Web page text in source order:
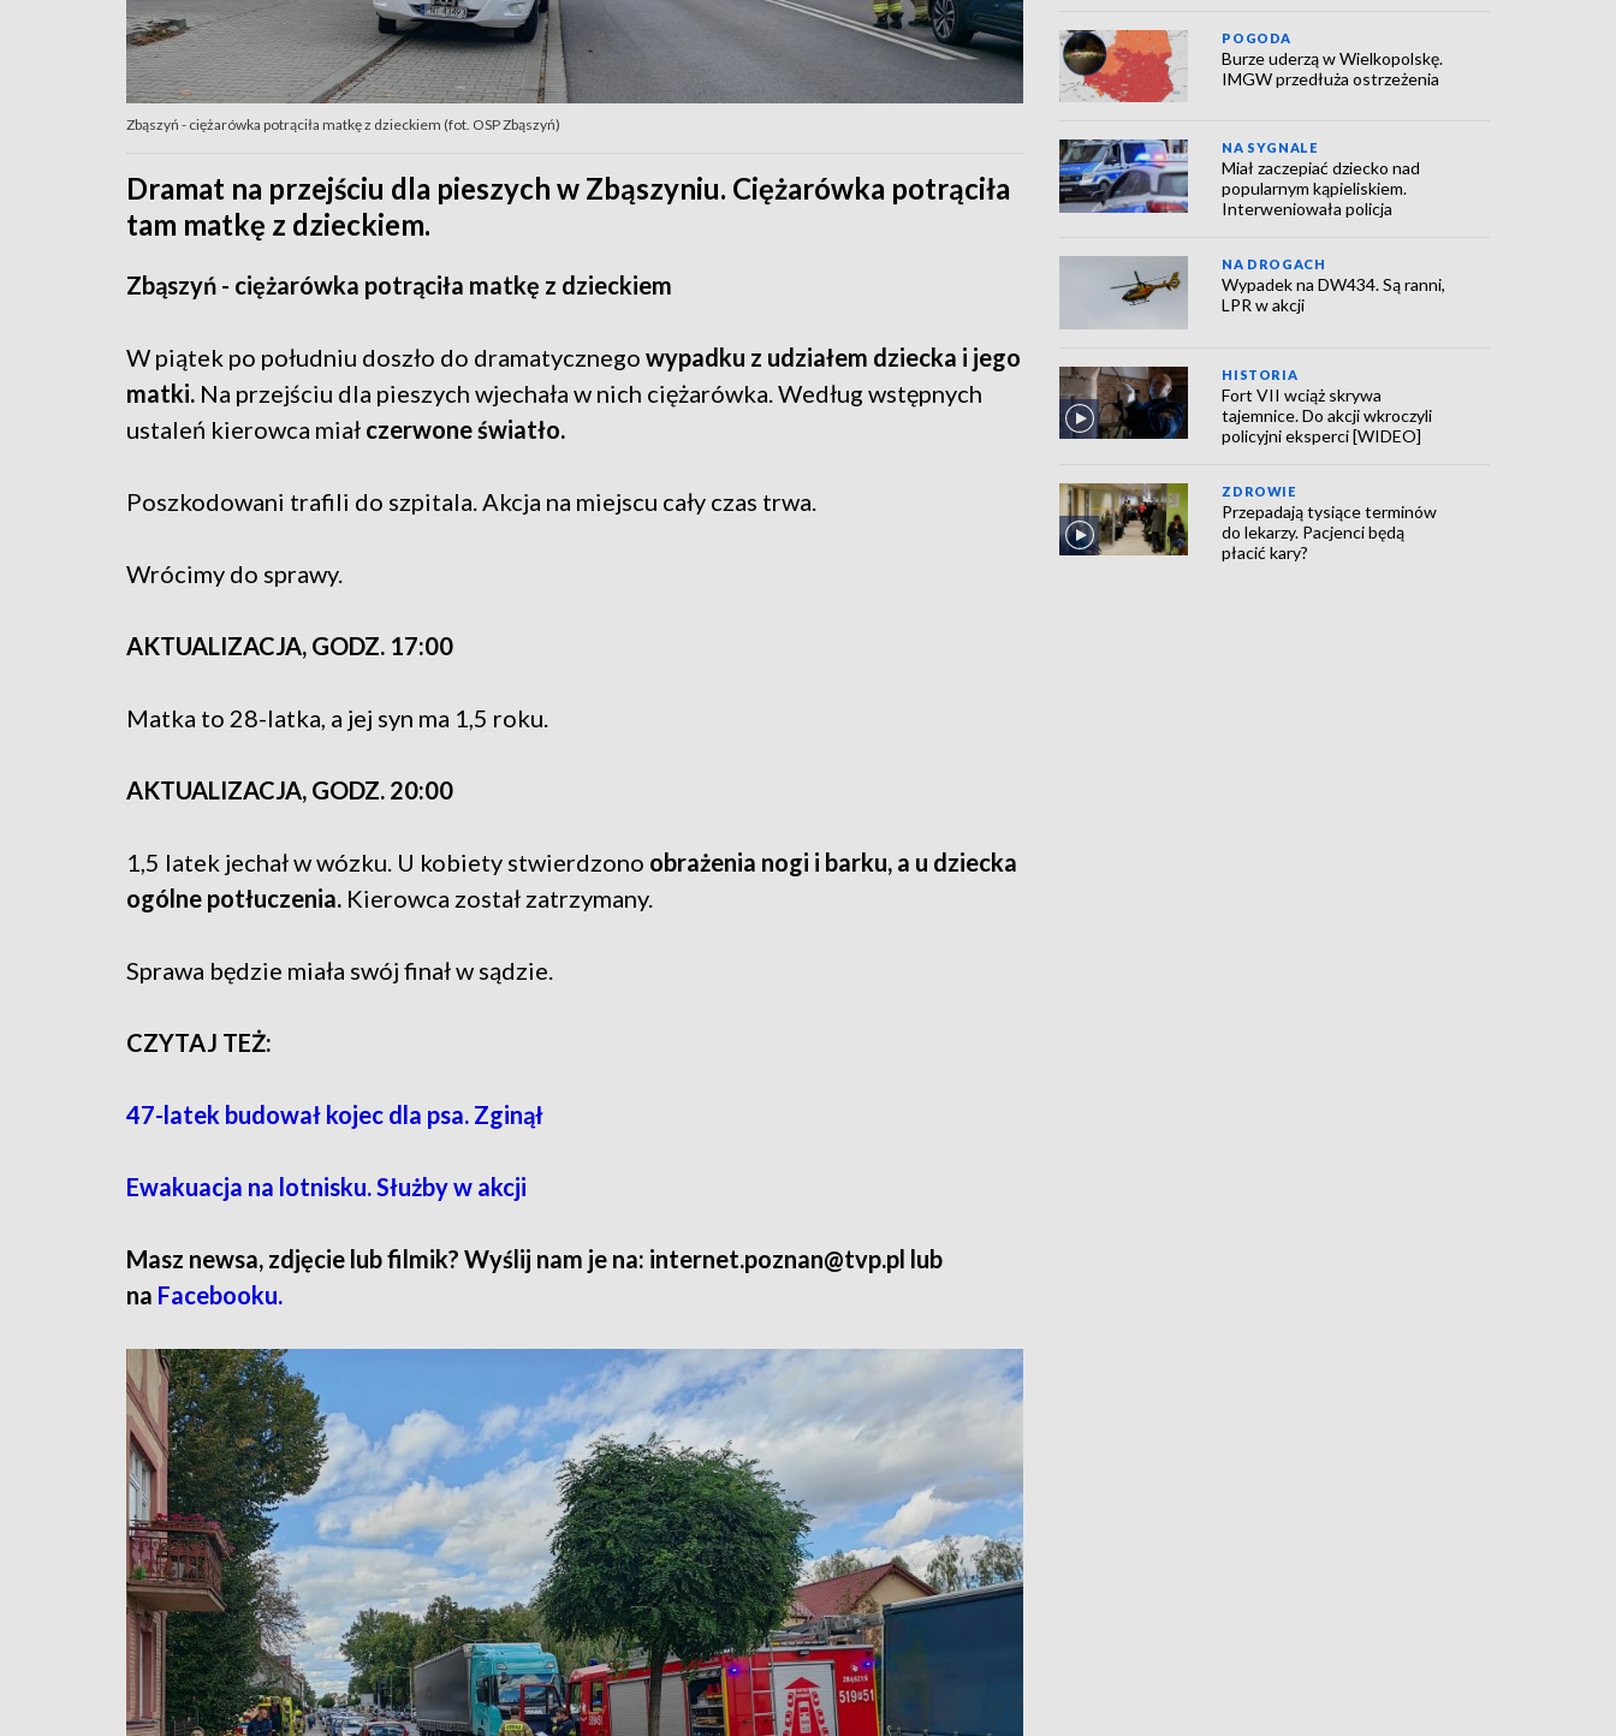
Zbąszyń - ciężarówka potrąciła matkę z dzieckiem (fot. OSP Zbąszyń)
Dramat na przejściu dla pieszych w Zbąszyniu. Ciężarówka potrąciła
tam matkę z dzieckiem.
Zbąszyń - ciężarówka potrąciła matkę z dzieckiem
W piątek po południu doszło do dramatycznego wypadku z udziałem dziecka i jego
matki. Na przejściu dla pieszych wjechała w nich ciężarówka. Według wstępnych
ustaleń kierowca miał czerwone światło.
Poszkodowani trafili do szpitala. Akcja na miejscu cały czas trwa.
Wrócimy do sprawy.
AKTUALIZACJA, GODZ. 17:00
Matka to 28-latka, a jej syn ma 1,5 roku.
AKTUALIZACJA, GODZ. 20:00
1,5 latek jechał w wózku. U kobiety stwierdzono obrażenia nogi i barku, a u dziecka
ogólne potłuczenia. Kierowca został zatrzymany.
Sprawa będzie miała swój finał w sądzie.
CZYTAJ TEŻ:
47-latek budował kojec dla psa. Zginął
Ewakuacja na lotnisku. Służby w akcji
Masz newsa, zdjęcie lub filmik? Wyślij nam je na: internet.poznan@tvp.pl lub
na Facebooku.
POGODA
Burze uderzą w Wielkopolskę.
IMGW przedłuża ostrzeżenia
NA SYGNALE
Miał zaczepiać dziecko nad
popularnym kąpieliskiem.
Interweniowała policja
NA DROGACH
Wypadek na DW434. Są ranni,
LPR w akcji
HISTORIA
Fort VII wciąż skrywa
tajemnice. Do akcji wkroczyli
policyjni eksperci [WIDEO]
ZDROWIE
Przepadają tysiące terminów
do lekarzy. Pacjenci będą
płacić kary?